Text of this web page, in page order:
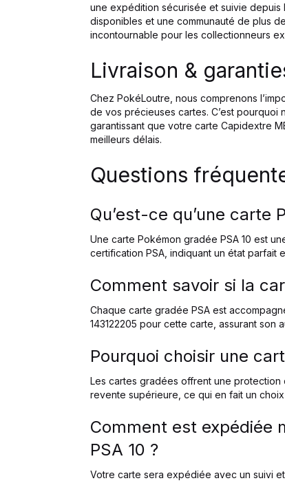
une expédition sécurisée et suivie depuis
disponibles et une communauté de plus
incontournable pour les collectionneurs
Livraison &
Chez PokéLoutre, nous comprenons
de vos précieuses cartes. C’est pourquoi
garantissant que votre carte Capidextre
meilleurs délais.
Questions
Qu’est-ce qu’une carte
Une carte Pokémon gradée PSA 10 est
certification PSA, indiquant un état parfait
Comment savoir si la
Chaque carte gradée PSA est
143122205 pour cette carte, assurant son
Pourquoi choisir une
Les cartes gradées offrent une protection
revente supérieure, ce qui en fait un
Comment est expédiée
PSA 10 ?
Votre carte sera expédiée avec un suivi